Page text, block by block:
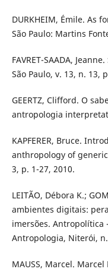
DURKHEIM, Émile. As
São Paulo: Martins
FAVRET-SAADA,
São Paulo, v. 13, n. 13,
GEERTZ, Clifford. O
antropologia
KAPFERER, Bruce.
anthropology of
3, p. 1-27, 2010.
LEITÃO, Débora K.;
ambientes digitais:
imersões. Antropolítica
Antropologia, Niterói,
MAUSS, Marcel.